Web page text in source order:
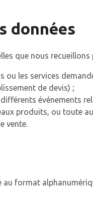
données
que nous recueillons
les services
de devis) ;
événements
produits, ou toute
vente.
format